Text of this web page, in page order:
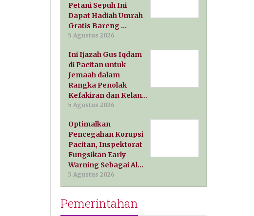
Petani Sepuh Ini
Dapat Hadiah Umrah
Gratis Bareng …
5 Agustus 2026
Ini Ijazah Gus Iqdam
di Pacitan untuk
Jemaah dalam
Rangka Penolak
Kefakiran dan Kelan…
5 Agustus 2026
Optimalkan
Pencegahan Korupsi
Pacitan, Inspektorat
Fungsikan Early
Warning Sebagai Al…
5 Agustus 2026
Pemerintahan